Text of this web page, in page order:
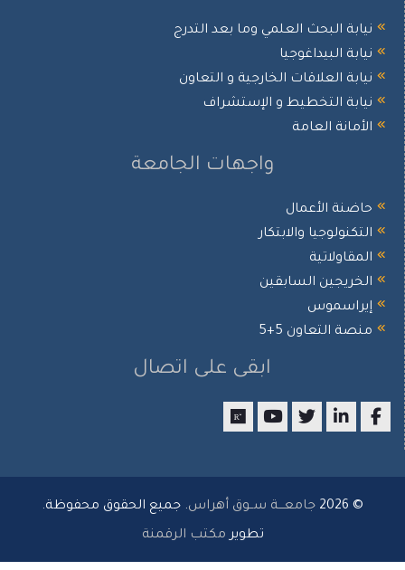
نيابة البحث العلمي وما بعد التدرج
نيابة البيداغوجيا
نيابة العلاقات الخارجية و التعاون
نيابة التخطيط و الإستشراف
الأمانة العامة
واجهات الجامعة
حاضنة الأعمال
التكنولوجيا والابتكار
المقاولاتية
الخريجين السابقين
إيراسموس
منصة التعاون 5+5
ابقى على اتصال
جامعـــة ســوق أهراس. جميع الحقوق محفوظة.
تطويرمكتب الرقمنة